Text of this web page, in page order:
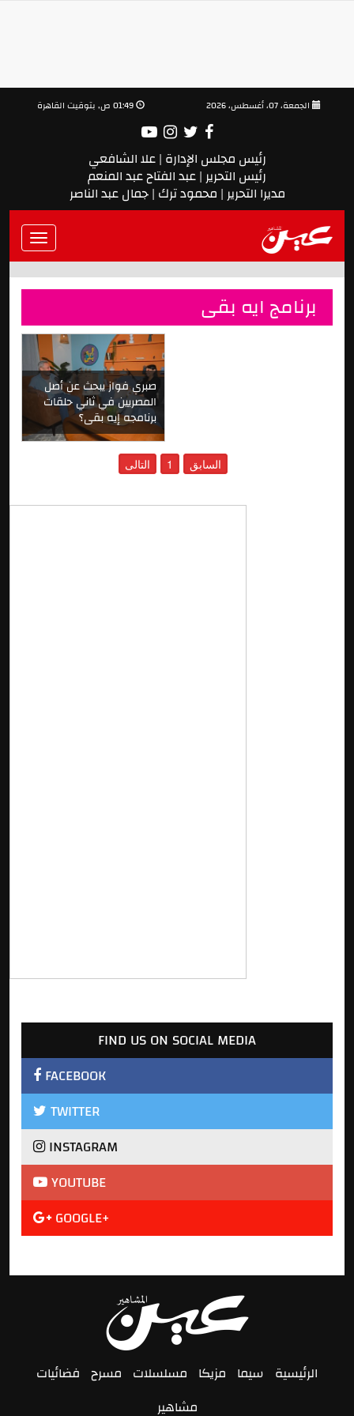
01:49 ص, بتوقيت القاهرة
رئيس مجلس الإدارة | علا الشافعي
رئيس التحرير | عبد الفتاح عبد المنعم
مديرا التحرير | محمود ترك | جمال عبد الناصر
Toggle
برنامج ايه بقى
صبري فواز يبحث عن أصل
المصريين في ثاني حلقات
برنامجه إيه بقى؟
السابق 1 التالى
FIND US ON SOCIAL MEDIA
FACEBOOK
TWITTER
INSTAGRAM
YOUTUBE
GOOGLE+
الرئيسية سيما مزيكا مسلسلات مسرح فضائيات
مشاهير